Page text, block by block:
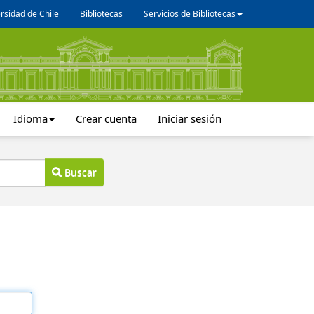
de Chile Bibliotecas Servicios de Bibliotecas
Idioma Crear cuenta Iniciar sesión
Buscar